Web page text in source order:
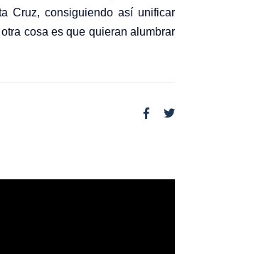
Cruz, consiguiendo así unificar
cosa es que quieran alumbrar